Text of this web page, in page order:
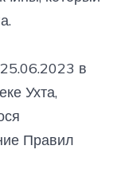
в
Ухта,
Правил